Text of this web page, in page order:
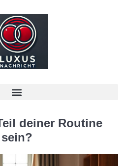
deiner Routine
sein?